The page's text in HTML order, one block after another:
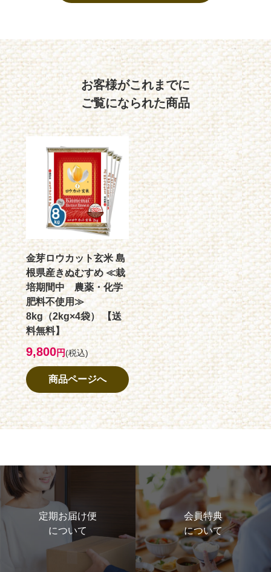
お客様がこれまでに
ご覧になられた商品
金芽ロウカット玄米 島
根県産きぬむすめ ≪栽
培期間中 農薬・化学
肥料不使用≫
8kg（2kg×4袋） 【送
料無料】
9,800円(税込)
商品ページへ
定期お届け便
について
会員特典
について